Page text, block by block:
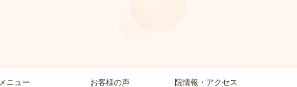
メニュー お客様の声 院情報・アクセス